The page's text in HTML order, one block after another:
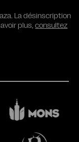
La désinscription
plus,consultez